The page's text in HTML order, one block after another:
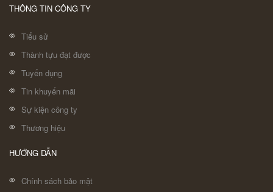
THÔNG TIN CÔNG TY
Tiểu sử
Thành tựu đạt được
Tuyển dụng
Tin khuyến mãi
Sự kiện công ty
Thương hiệu
HƯỚNG DẪN
Chính sách bảo mật